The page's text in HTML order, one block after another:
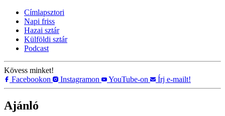
Címlapsztori
Napi friss
Hazai sztár
Külföldi sztár
Podcast
Kövess minket!
Facebookon
Instagramon YouTube-on Írj e-mailt!
Ajánló